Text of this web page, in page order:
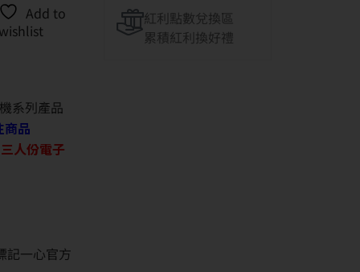
Add to
wishlist
系列產品
商品
人份電子
記一心官方
紅利點數兌換區
累積紅利換好禮